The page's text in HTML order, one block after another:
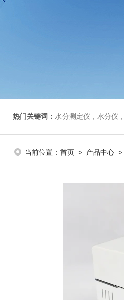
热门关键词： 水分测定仪，水分仪
当前位置： 首页 > 产品中心 >